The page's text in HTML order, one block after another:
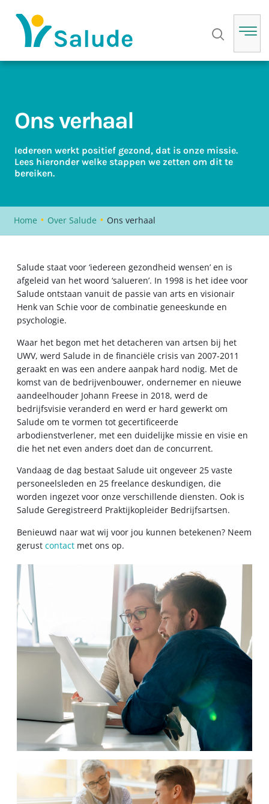
Ons verhaal
Iedereen werkt positief gezond, dat is onze missie.
Lees hieronder welke stappen we zetten om dit te
bereiken.
Home • Over Salude • Ons verhaal
Salude staat voor ‘iedereen gezondheid wensen’ en is
afgeleid van het woord ‘salueren’. In 1998 is het idee voor
Salude ontstaan vanuit de passie van arts en visionair
Henk van Schie voor de combinatie geneeskunde en
psychologie.
Waar het begon met het detacheren van artsen bij het
UWV, werd Salude in de financiële crisis van 2007-2011
geraakt en was een andere aanpak hard nodig. Met de
komst van de bedrijvenbouwer, ondernemer en nieuwe
aandeelhouder Johann Freese in 2018, werd de
bedrijfsvisie veranderd en werd er hard gewerkt om
Salude om te vormen tot gecertificeerde
arbodienstverlener, met een duidelijke missie en visie en
die het net even anders doet dan de concurrent.
Vandaag de dag bestaat Salude uit ongeveer 25 vaste
personeelsleden en 25 freelance deskundigen, die
worden ingezet voor onze verschillende diensten. Ook is
Salude Geregistreerd Praktijkopleider Bedrijfsartsen.
Benieuwd naar wat wij voor jou kunnen betekenen? Neem
gerust contact met ons op.